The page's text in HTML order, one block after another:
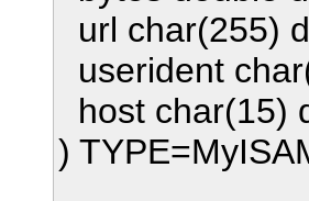
url char(255)
userident
host char(15)
)